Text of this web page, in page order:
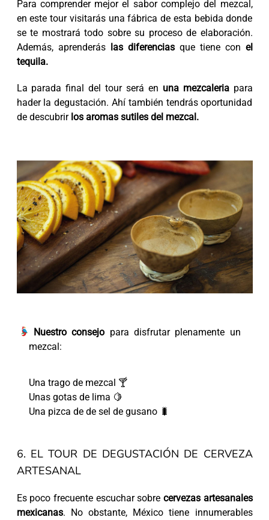
Para comprender mejor el sabor complejo del mezcal,
en este tour visitarás una fábrica de esta bebida donde
se te mostrará todo sobre su proceso de elaboración.
Además, aprenderás las diferenciasque tiene con el
tequila.
La parada final del tour será en una mezcaleriapara
hader la degustación. Ahí también tendrás oportunidad
de descubrir los aromas sutiles del mezcal.
Nuestro consejo para disfrutar plenamente un
mezcal:
Una trago de mezcal 🍸
Unas gotas de lima 🍋
Una pizca de de sel de gusano 🐛
6. EL TOUR DE DEGUSTACIÓN DE CERVEZA
ARTESANAL
Es poco frecuente escuchar sobre cervezas artesanales
mexicanas. No obstante, México tiene innumerables